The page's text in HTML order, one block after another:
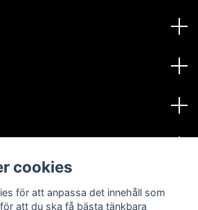
Currency
cookies
för att anpassa det innehåll som
att du ska få bästa tänkbara